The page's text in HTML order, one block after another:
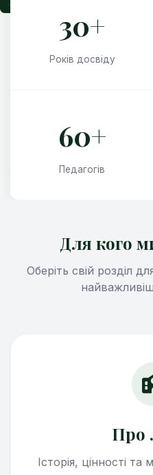
30+
Років досвіду
60+
Педагогів
Для кого
Оберіть свій розділ
Про
Історія, цінності